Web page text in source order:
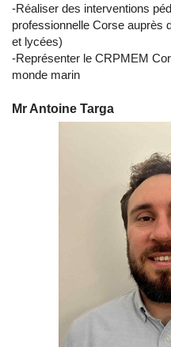
-Réaliser des interventions
professionnelle Corse auprès
et lycées)
-Représenter le CRPMEM
monde marin
Mr Antoine Targa